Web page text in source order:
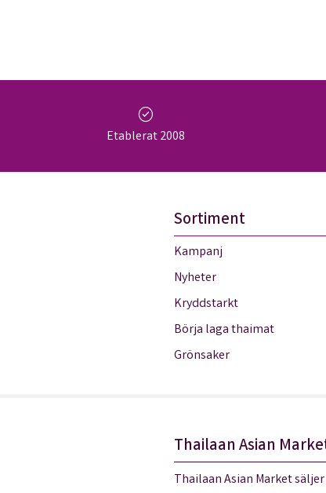
check_circle
Etablerat 2008
Sortiment
Kampanj
Nyheter
Kryddstarkt
Börja laga thaimat
Grönsaker
Thailaan Asian
Thailaan Asian Market